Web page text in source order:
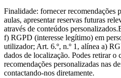
Finalidade: fornecer recomendações
aulas, apresentar reservas futuras
através de conteúdos
f) RGPD (interesse legítimo) em
utilizador; Art. 6.º, n.º 1, alínea a)
dados de localização. Podes retirar o
recomendações personalizadas nas
contactando-nos diretamente.